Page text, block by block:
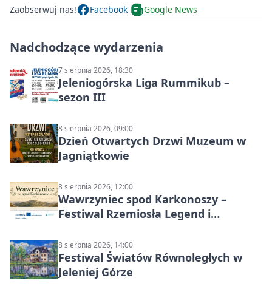
Zaobserwuj nas! Facebook Google News
Nadchodzące wydarzenia
7 sierpnia 2026, 18:30
Jeleniogórska Liga Rummikub –
sezon III
8 sierpnia 2026, 09:00
Dzień Otwartych Drzwi Muzeum w
Jagniątkowie
8 sierpnia 2026, 12:00
Wawrzyniec spod Karkonoszy –
Festiwal Rzemiosła Legend i
8 sierpnia 2026, 14:00
Festiwal Światów Równoległych w
Jeleniej Górze